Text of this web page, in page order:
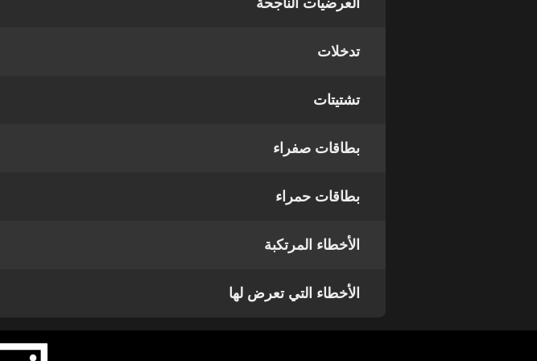
العرضيات الناجحة
تدخلات
تشتيتات
بطاقات صفراء
بطاقات حمراء
الأخطاء المرتكبة
الأخطاء التي تعرض لها